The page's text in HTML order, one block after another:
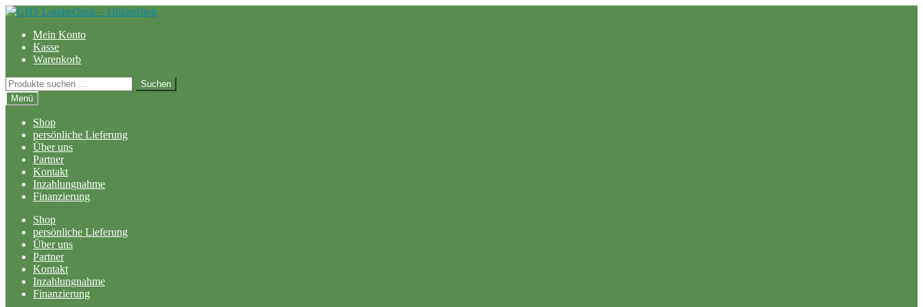
Zur
springen
Zum
springenMein Konto
Kasse
Warenkorb
Suchen
nach:
Suchen
Menü
Shop
persönliche Lieferung
Über uns
Partner
Kontakt
Inzahlungnahme
Finanzierung
Shop
persönliche Lieferung
Über uns
Partner
Kontakt
Inzahlungnahme
Finanzierung